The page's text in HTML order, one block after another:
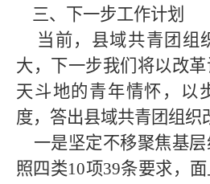
三、下一步工作计划
当前，县域共青团组
大，下一步我们将以改
天斗地的青年情怀，以
度，答出县域共青团组织
一是坚定不移聚焦基层
照四类10项39条要求，